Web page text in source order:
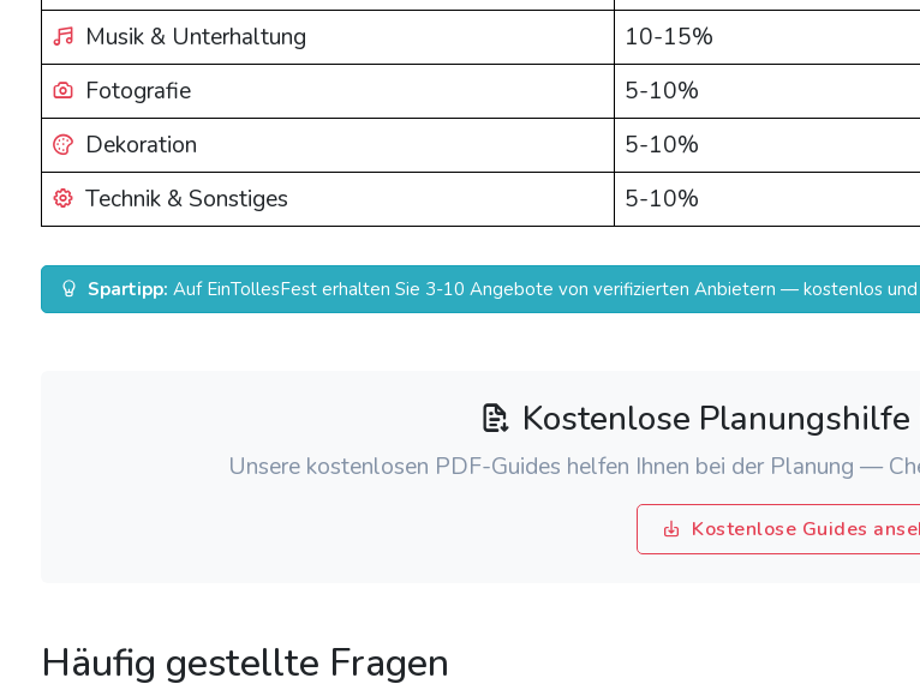
Musik & Unterhaltung
10-15%
Fotografie
5-10%
Dekoration
5-10%
Technik & Sonstiges
5-10%
Spartipp: Auf EinTollesFest erhalten Sie 3-10 Angebote von verifizierten Anbietern — kostenlos
Kostenlose
Unsere kostenlosen PDF-Guides helfen Ihnen bei der Planung —
Kostenlose Guides
Häufig gestellte Fragen